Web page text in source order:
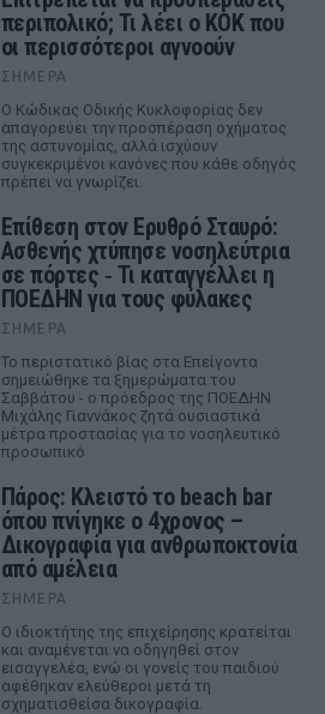
περιπολικό; Τι λέει ο ΚΟΚ που
οι περισσότεροι αγνοούν
ΣΉΜΕΡΑ
Ο Κώδικας Οδικής Κυκλοφορίας δεν
απαγορεύει την προσπέραση οχήματος
της αστυνομίας, αλλά ισχύουν
συγκεκριμένοι κανόνες που κάθε οδηγός
πρέπει να γνωρίζει.
Επίθεση στον Ερυθρό Σταυρό:
Ασθενής χτύπησε νοσηλεύτρια
σε πόρτες ‑ Τι καταγγέλλει η
ΠΟΕΔΗΝ για τους φύλακες
ΣΉΜΕΡΑ
Το περιστατικό βίας στα Επείγοντα
σημειώθηκε τα ξημερώματα του
Σαββάτου - ο πρόεδρος της ΠΟΕΔΗΝ
Μιχάλης Γιαννάκος ζητά ουσιαστικά
μέτρα προστασίας για το νοσηλευτικό
προσωπικό
Πάρος: Κλειστό το beach bar
όπου πνίγηκε ο 4χρονος –
Δικογραφία για ανθρωποκτονία
από αμέλεια
ΣΉΜΕΡΑ
Ο ιδιοκτήτης της επιχείρησης κρατείται
και αναμένεται να οδηγηθεί στον
εισαγγελέα, ενώ οι γονείς του παιδιού
αφέθηκαν ελεύθεροι μετά τη
σχηματισθείσα δικογραφία.